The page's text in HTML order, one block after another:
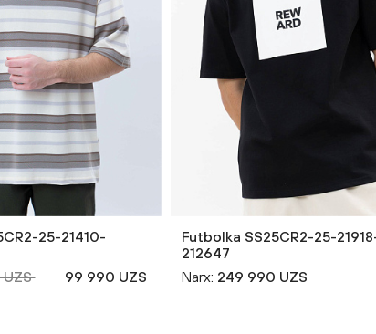
25-21410-
UZS 99 990 UZS
Futbolka SS25CR2-25-
212647
Narx: 249 990 UZS